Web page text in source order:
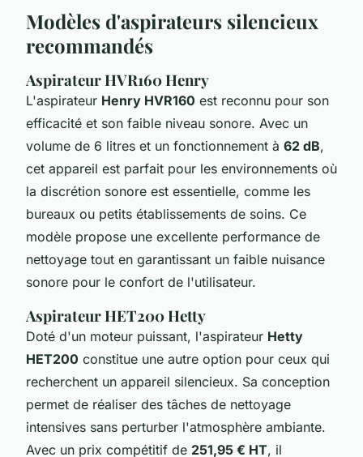
Modèles d'aspirateurs silencieux
recommandés
Aspirateur HVR160 Henry
L'aspirateur Henry HVR160 est reconnu pour son
efficacité et son faible niveau sonore. Avec un
volume de 6 litres et un fonctionnement à 62 dB,
cet appareil est parfait pour les environnements où
la discrétion sonore est essentielle, comme les
bureaux ou petits établissements de soins. Ce
modèle propose une excellente performance de
nettoyage tout en garantissant un faible nuisance
sonore pour le confort de l'utilisateur.
Aspirateur HET200 Hetty
Doté d'un moteur puissant, l'aspirateur Hetty
HET200 constitue une autre option pour ceux qui
recherchent un appareil silencieux. Sa conception
permet de réaliser des tâches de nettoyage
intensives sans perturber l'atmosphère ambiante.
Avec un prix compétitif de 251,95 € HT, il